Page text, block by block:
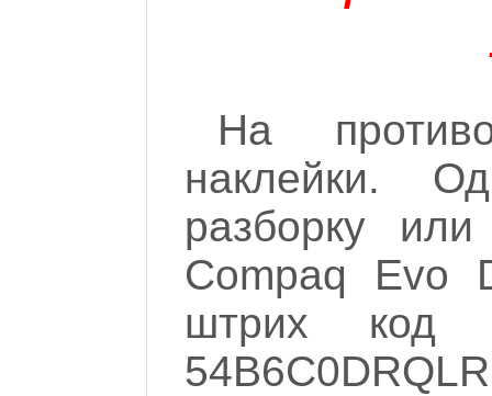
На
наклейки.
разборку
Compaq Evo
штрих код